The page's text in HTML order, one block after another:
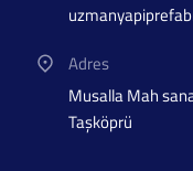
Adres
Musalla Mah
Taşköprü